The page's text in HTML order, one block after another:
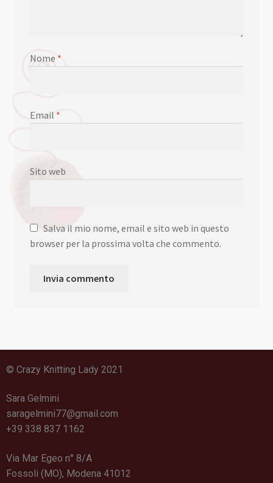
Nome *
Email *
Sito web
Salva il mio nome, email e sito web in questo
browser per la prossima volta che commento.
© Crazy Knitting Lady 2021
Sara Gelmini
saragelmini77@gmail.com
+39 338 837 1162
Via Mar Egeo n° 8/A
Fossoli (MO), Modena 41012